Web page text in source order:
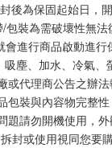
後為保固起始日，
包裝為需破壞性無
進行商品啟動進
塵、加水、冷氣
代理商公告之辦法
包裝與內容物完整
題請勿開機使用，
封或使用視同您要購